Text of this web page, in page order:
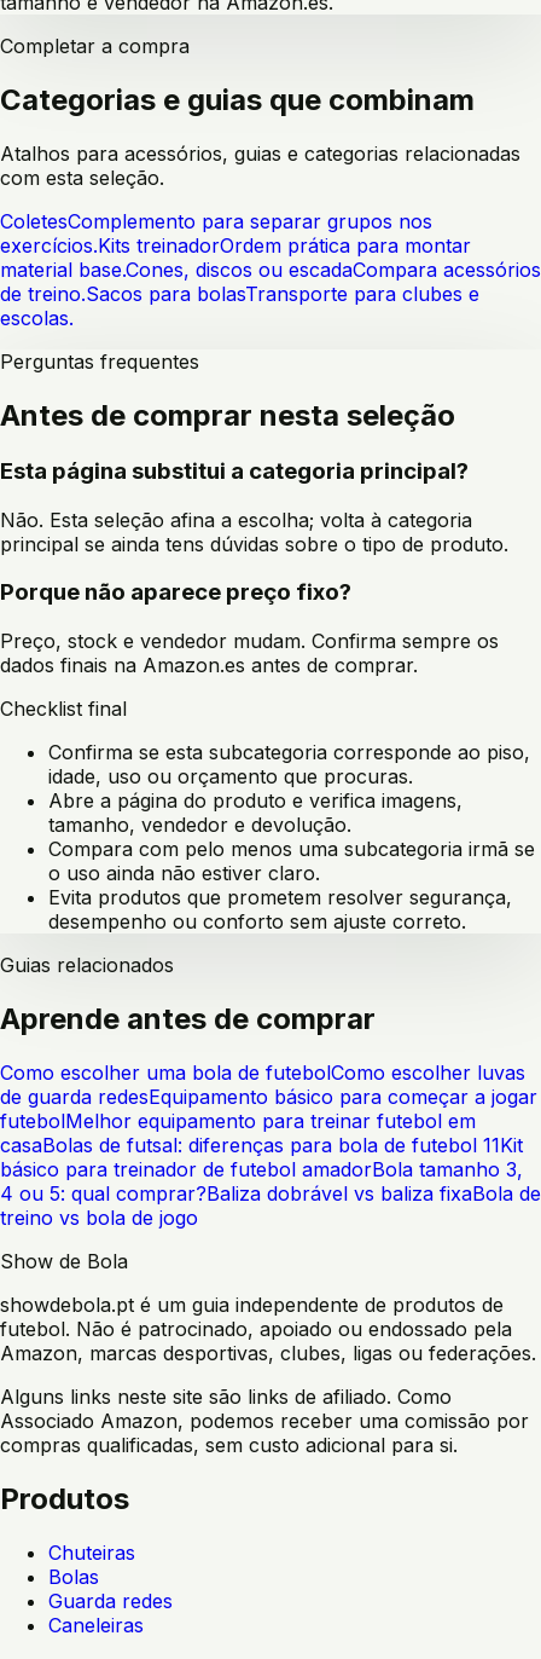
Completar a compra
Categorias e guias que combinam
Atalhos para acessórios, guias e categorias relacionadas
com esta seleção.
ColetesComplemento para separar grupos nos
exercícios.Kits treinadorOrdem prática para montar
material base.Cones, discos ou escadaCompara acessórios
de treino.Sacos para bolasTransporte para clubes e
escolas.
Perguntas frequentes
Antes de comprar nesta seleção
Esta página substitui a categoria principal?
Não. Esta seleção afina a escolha; volta à categoria
principal se ainda tens dúvidas sobre o tipo de produto.
Porque não aparece preço fixo?
Preço, stock e vendedor mudam. Confirma sempre os
dados finais na Amazon.es antes de comprar.
Checklist final
Confirma se esta subcategoria corresponde ao piso,
idade, uso ou orçamento que procuras.
Abre a página do produto e verifica imagens,
tamanho, vendedor e devolução.
Compara com pelo menos uma subcategoria irmã se
o uso ainda não estiver claro.
Evita produtos que prometem resolver segurança,
desempenho ou conforto sem ajuste correto.
Guias relacionados
Aprende antes de comprar
Como escolher uma bola de futebolComo escolher luvas
de guarda redesEquipamento básico para começar a jogar
futebolMelhor equipamento para treinar futebol em
casaBolas de futsal: diferenças para bola de futebol 11Kit
básico para treinador de futebol amadorBola tamanho 3,
4 ou 5: qual comprar?Baliza dobrável vs baliza fixaBola de
treino vs bola de jogo
Show de Bola
showdebola.pt é um guia independente de produtos de
futebol. Não é patrocinado, apoiado ou endossado pela
Amazon, marcas desportivas, clubes, ligas ou federações.
Alguns links neste site são links de afiliado. Como
Associado Amazon, podemos receber uma comissão por
compras qualificadas, sem custo adicional para si.
Produtos
Chuteiras
Bolas
Guarda redes
Caneleiras